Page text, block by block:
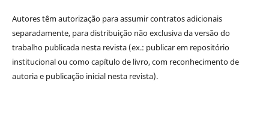
Autores têm autorização para assumir contratos adicionais
separadamente, para distribuição não exclusiva da versão do
trabalho publicada nesta revista (ex.: publicar em repositório
institucional ou como capítulo de livro, com reconhecimento de
autoria e publicação inicial nesta revista).